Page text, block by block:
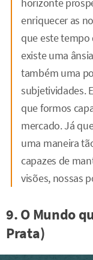
enriquecer as
que este tempo
existe uma
também uma
subjetividades.
que formos
mercado. Já
uma maneira
capazes de
visões, nossas
9. O Mundo
Prata)